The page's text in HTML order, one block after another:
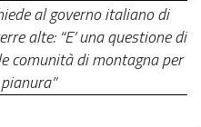
al governo italiano di
alte: “E’ una questione di
comunità di montagna per